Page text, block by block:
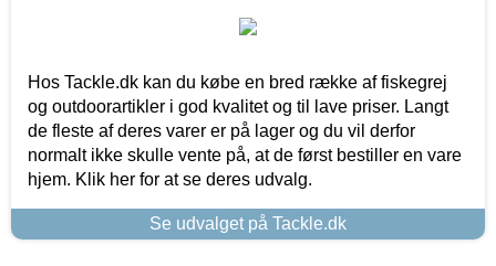
Hos Tackle.dk kan du købe en bred række af fiskegrej
og outdoorartikler i god kvalitet og til lave priser. Langt
de fleste af deres varer er på lager og du vil derfor
normalt ikke skulle vente på, at de først bestiller en vare
hjem. Klik her for at se deres udvalg.
Se udvalget på Tackle.dk